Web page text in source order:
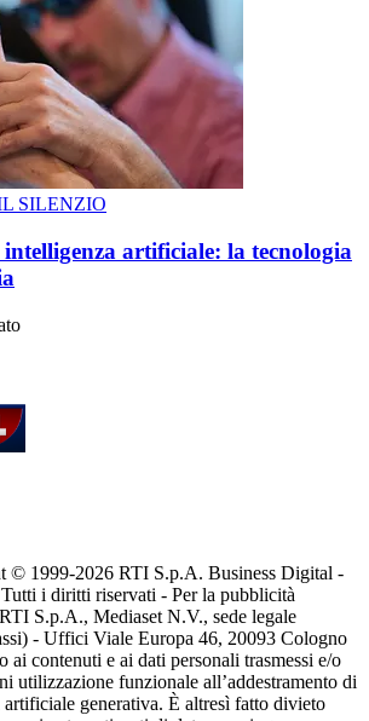
SILENZIO
artificiale: la tecnologia
© 1999-2026 RTI S.p.A. Business Digital -
i diritti riservati - Per la pubblicità
S.p.A., Mediaset N.V., sede legale
- Uffici Viale Europa 46, 20093 Cologno
ai contenuti e ai dati personali trasmessi e/o
utilizzazione funzionale all’addestramento di
generativa. È altresì fatto divieto